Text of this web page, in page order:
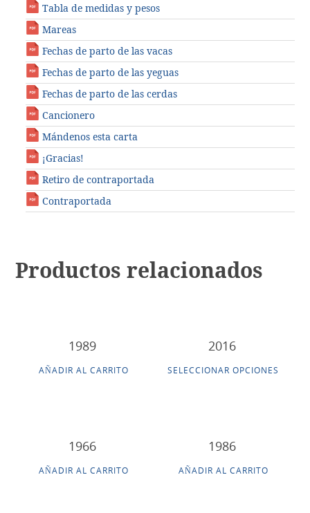
Tabla de medidas y pesos
Mareas
Fechas de parto de las vacas
Fechas de parto de las yeguas
Fechas de parto de las cerdas
Cancionero
Mándenos esta carta
¡Gracias!
Retiro de contraportada
Contraportada
Productos relacionados
1989
AÑADIR AL CARRITO
2016
SELECCIONAR OPCIONES
1966
AÑADIR AL CARRITO
1986
AÑADIR AL CARRITO